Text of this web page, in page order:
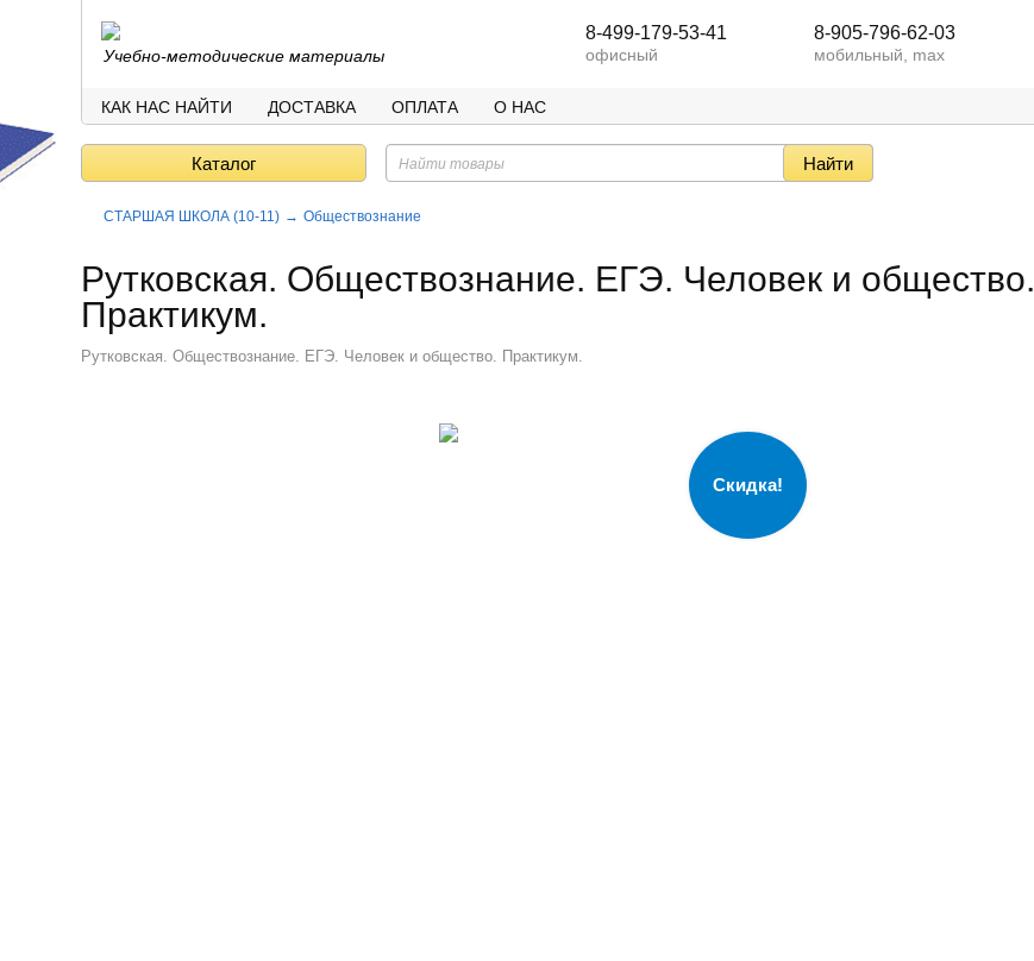
Учебно-методические материалы
8-499-179-53-41
офисный
8-905-796-62-03
мобильный, max
КАК НАС НАЙТИ ДОСТАВКА ОПЛАТА О НАС
Каталог
СТАРШАЯ ШКОЛА (10-11) Обществознание
Рутковская. Обществознание. ЕГЭ. Человек и общество.
Практикум.
Рутковская. Обществознание. ЕГЭ. Человек и общество. Практикум.
Скидка!